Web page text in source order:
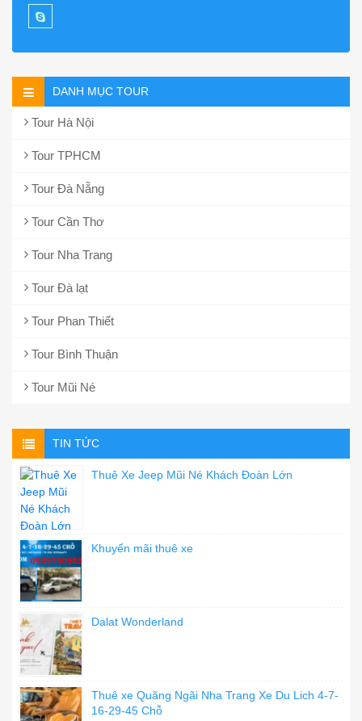
DANH MỤC TOUR
Tour Hà Nội
Tour TPHCM
Tour Đà Nẵng
Tour Cần Thơ
Tour Nha Trang
Tour Đà lạt
Tour Phan Thiết
Tour Bình Thuận
Tour Mũi Né
TIN TỨC
Thuê Xe Jeep Mũi Né Khách Đoàn Lớn
Khuyến mãi thuê xe
Dalat Wonderland
Thuê xe Quãng Ngãi Nha Trang Xe Du Lich 4-7-
16-29-45 Chỗ